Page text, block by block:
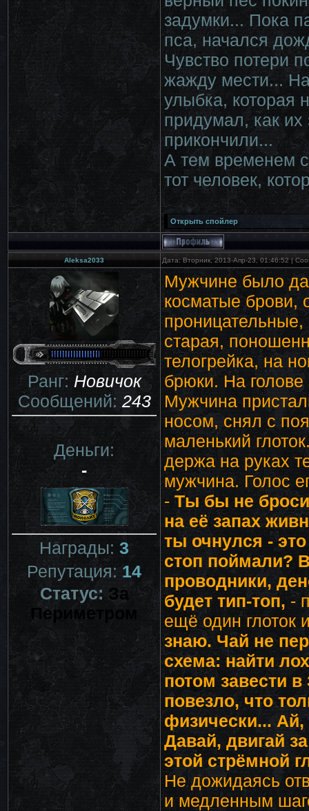
задумки... Пока
пса, начался
Чувство потери
жажду мести...
улыбка, которая
придумал, как их
прикончили...
А тем временем
тот человек,
Aleksa2033 Дата: Вторник, 2013-Апр-23, 01:46:52 |
Ранг:Новичок
Сообщений:243
Деньги:
-
Награды: 3
Репутация:14
Статус:За
Периметром
Мужчине было
косматые брови,
старая,
телогрейка, на
брюки. На
Мужчина
носом, снял с
маленький
держа на руках
мужчина. Голос
-Ты бы не
на её запах
ты очнулся -
стоп поймали?
проводники,
будет тип-топ,-
ещё один глоток
знаю. Чай не
схема: найти
потом завести
повезло, что
физически... Ай,
Давай, двигай
этой стрёмной
Не дожидаясь
и медленным